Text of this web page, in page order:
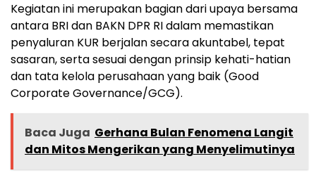
Kegiatan ini merupakan bagian dari upaya bersama
antara BRI dan BAKN DPR RI dalam memastikan
penyaluran KUR berjalan secara akuntabel, tepat
sasaran, serta sesuai dengan prinsip kehati-hatian
dan tata kelola perusahaan yang baik (Good
Corporate Governance/GCG).
Baca Juga Gerhana Bulan Fenomena Langit
dan Mitos Mengerikan yang Menyelimutinya